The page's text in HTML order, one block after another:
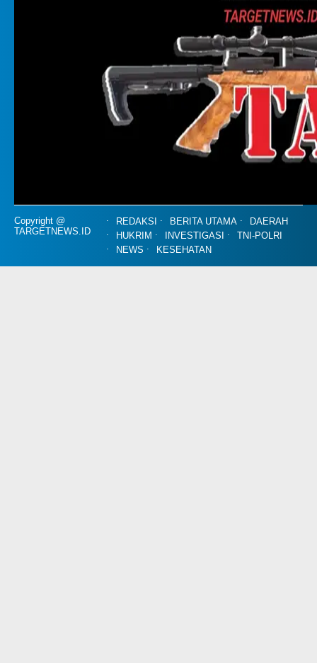
Copyright @
TARGETNEWS.ID
REDAKSI BERITA UTAMA
DAERAH
HUKRIM
INVESTIGASI
TNI-POLRI
NEWS
KESEHATAN